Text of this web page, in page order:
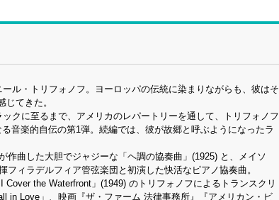
ル・トリフォノフ。ヨーロッパの伝統に染まりながらも、彼はそ
てきた。
クに至るまで、アメリカのレパートリーを通して、トリフォノフ
音楽的自伝の第1弾。続編では、彼が故郷と呼ぶようになったラ
曲した大胆でジャジーな「ヘ調の協奏曲」(1925) と、メイソ
ィラデルフィア管弦楽団と初演した快活なピアノ協奏曲。
the Waterfront」(1949) のトリフォノフによるトランスクリ
in Love」、映画『ザ・ファーム 法律事務所』『アメリカン・ビ